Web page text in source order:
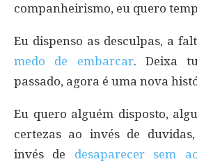
companheirismo, eu quero
Eu dispenso as desculpas, a
medo de embarcar. Deixa
passado, agora é uma nova
Eu quero alguém disposto,
certezas ao invés de
invés de desaparecer sem